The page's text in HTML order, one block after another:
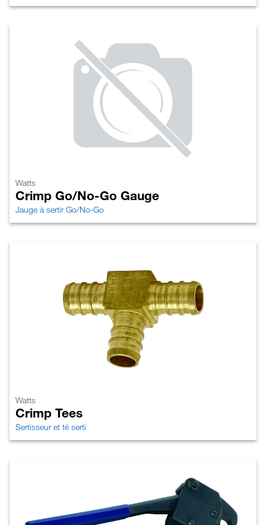
Watts
Crimp Go/No-Go Gauge
Jauge à sertir Go/No-Go
Watts
Crimp Tees
Sertisseur et té serti